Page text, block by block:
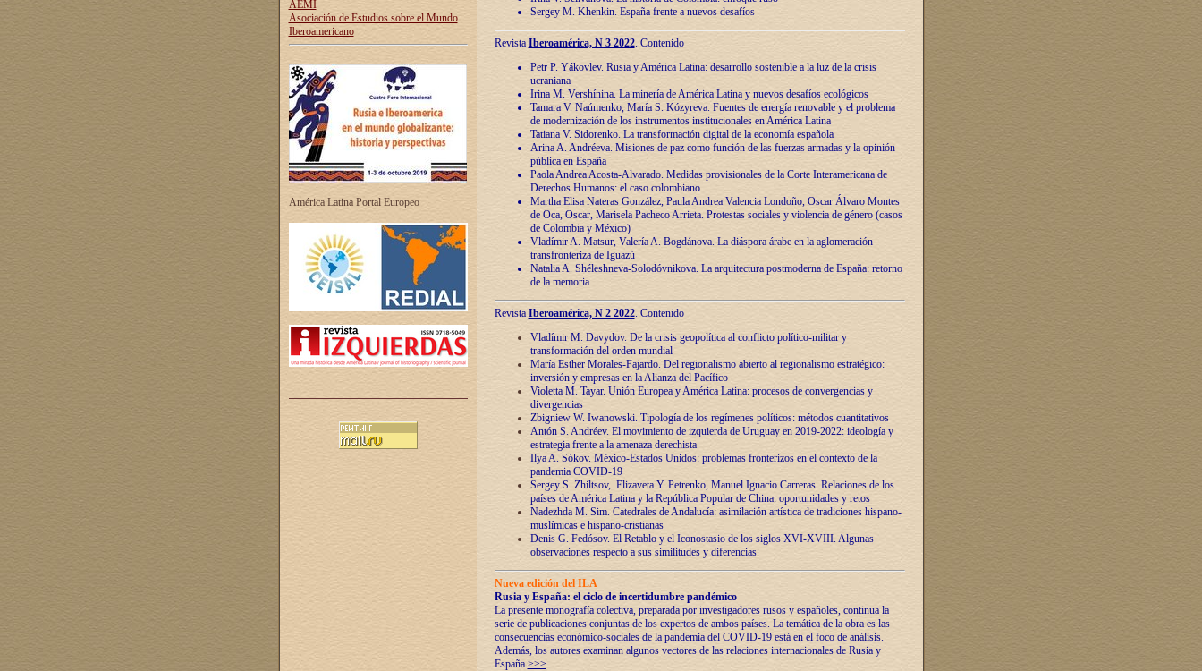
AEMI
Asociación de Estudios sobre el Mundo
Iberoamericano
América Latina Portal Europeo
Sergey M. Khenkin. España frente a nuevos desafíos
Revista Iberoamérica, N 3 2022. Contenido
Petr P. Yákovlev. Rusia y América Latina: desarrollo sostenible a la luz de la crisis
ucraniana
Irina M. Vershínina. La minería de América Latina y nuevos desafíos ecológicos
Tamara V. Naúmenko, María S. Kózyreva. Fuentes de energía renovable y el problema
de modernización de los instrumentos institucionales en América Latina
Tatiana V. Sidorenko. La transformación digital de la economía española
Arina A. Andréeva. Misiones de paz como función de las fuerzas armadas y la opinión
pública en España
Paola Andrea Acosta-Alvarado. Medidas provisionales de la Corte Interamericana de
Derechos Humanos: el caso colombiano
Martha Elisa Nateras González, Paula Andrea Valencia Londoño, Oscar Álvaro Montes
de Oca, Oscar, Marisela Pacheco Arrieta. Protestas sociales y violencia de género (casos
de Colombia y México)
Vladímir A. Matsur, Valería A. Bogdánova. La diáspora árabe en la aglomeración
transfronteriza de Iguazú
Natalia A. Shéleshneva-Solodóvnikova. La arquitectura postmoderna de España: retorno
de la memoria
Revista Iberoamérica, N 2 2022. Contenido
Vladímir M. Davydov. De la crisis geopolítica al conflicto político-militar y
transformación del orden mundial
María Esther Morales-Fajardo. Del regionalismo abierto al regionalismo estratégico:
inversión y empresas en la Alianza del Pacífico
Violetta M. Tayar. Unión Europea y América Latina: procesos de convergencias y
divergencias
Zbigniew W. Iwanowski. Tipología de los regímenes políticos: métodos cuantitativos
Antón S. Andréev. El movimiento de izquierda de Uruguay en 2019-2022: ideología y
estrategia frente a la amenaza derechista
Ilya A. Sókov. México-Estados Unidos: problemas fronterizos en el contexto de la
pandemia COVID-19
Sergey S. Zhiltsov, Elizaveta Y. Petrenko, Manuel Ignacio Carreras. Relaciones de los
países de América Latina y la República Popular de China: oportunidades y retos
Nadezhda M. Sim. Catedrales de Andalucía: asimilación artística de tradiciones hispano-
muslímicas e hispano-cristianas
Denis G. Fedósov. El Retablo y el Iconostasio de los siglos XVI-XVIII. Algunas
observaciones respecto a sus similitudes y diferencias
Nueva edición del ILA
Rusia y España: el ciclo de incertidumbre pandémico
La presente monografía colectiva, preparada por investigadores rusos y españoles, continua la
serie de publicaciones conjuntas de los expertos de ambos países. La temática de la obra es las
consecuencias económico-sociales de la pandemia del COVID-19 está en el foco de análisis.
Además, los autores examinan algunos vectores de las relaciones internacionales de Rusia y
España >>>